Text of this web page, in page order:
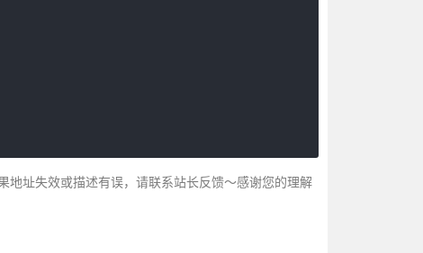
址失效或描述有误，请联系站长反馈～感谢您的理解